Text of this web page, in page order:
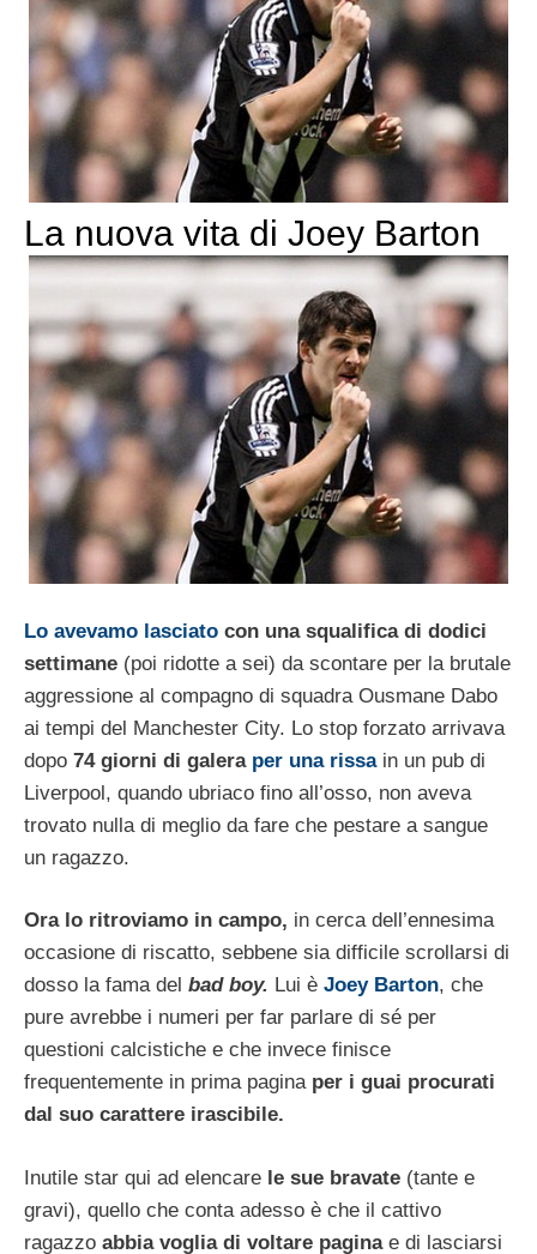
La nuova vita di Joey Barton
Lo avevamo lasciato con una squalifica di dodici
settimane (poi ridotte a sei) da scontare per la brutale
aggressione al compagno di squadra Ousmane Dabo
ai tempi del Manchester City. Lo stop forzato arrivava
dopo 74 giorni di galera per una rissa in un pub di
Liverpool, quando ubriaco fino all’osso, non aveva
trovato nulla di meglio da fare che pestare a sangue
un ragazzo.
Ora lo ritroviamo in campo, in cerca dell’ennesima
occasione di riscatto, sebbene sia difficile scrollarsi di
dosso la fama del bad boy. Lui è Joey Barton, che
pure avrebbe i numeri per far parlare di sé per
questioni calcistiche e che invece finisce
frequentemente in prima pagina per i guai procurati
dal suo carattere irascibile.
Inutile star qui ad elencare le sue bravate (tante e
gravi), quello che conta adesso è che il cattivo
ragazzo abbia voglia di voltare pagina e di lasciarsi